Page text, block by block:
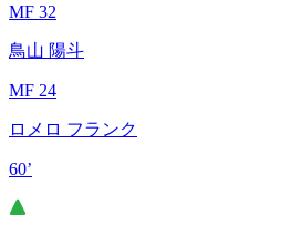
MF 32
鳥山 陽斗
MF 24
ロメロ フランク
60’